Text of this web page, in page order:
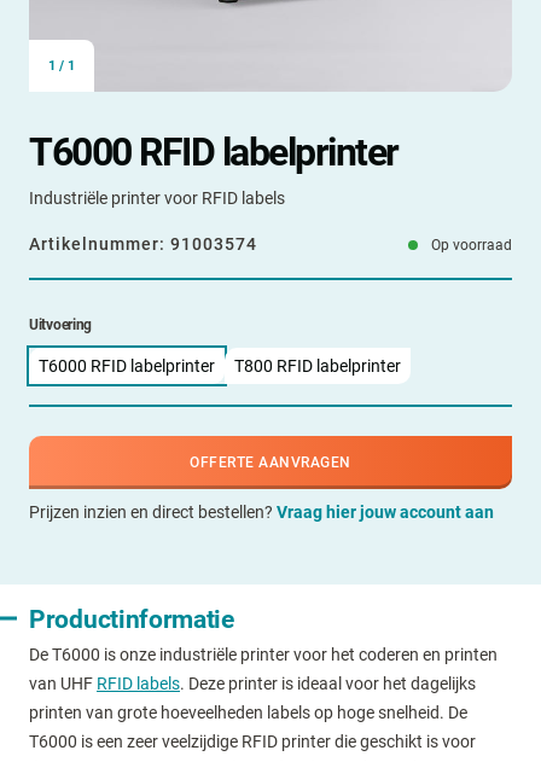
1 / 1
T6000 RFID labelprinter
Industriële printer voor RFID labels
Artikelnummer: 91003574 Op voorraad
Uitvoering
T6000 RFID labelprinter T800 RFID labelprinter
OFFERTE AANVRAGEN
Prijzen inzien en direct bestellen? Vraag hier jouw account aan
Productinformatie
De T6000 is onze industriële printer voor het coderen en printen
van UHF RFID labels. Deze printer is ideaal voor het dagelijks
printen van grote hoeveelheden labels op hoge snelheid. De
T6000 is een zeer veelzijdige RFID printer die geschikt is voor